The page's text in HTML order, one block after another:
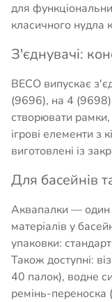
для
класичного нудла
З'єднувачі:
BECO випускає
(9696), на 4
створювати рамки,
ігрові елементи з
виготовлені із
Для басейнів
Аквапалки — один
матеріалів у
упаковки:
Також доступні:
40 палок), водне
ремінь-переноска